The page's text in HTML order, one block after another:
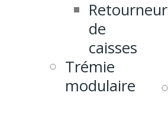
Retourneur
de
caisses
Trémie
modulaire